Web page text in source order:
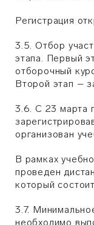
Регистрация
3.5. Отбор
этапа. Первый
отборочный
Второй этап –
3.6. С 23 марта
организован
В рамках
проведен
который
3.7.
необходимо